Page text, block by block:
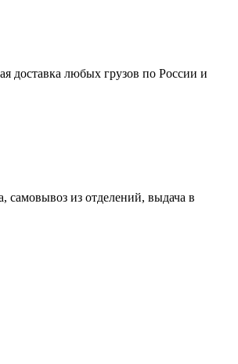
доставка любых грузов по России и
самовывоз из отделений, выдача в